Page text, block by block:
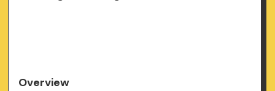
Overview